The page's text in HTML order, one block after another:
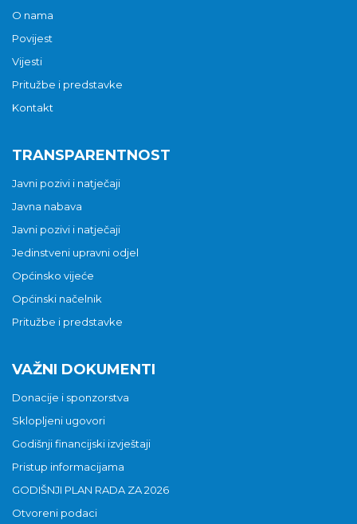
O nama
Povijest
Vijesti
Pritužbe i predstavke
Kontakt
TRANSPARENTNOST
Javni pozivi i natječaji
Javna nabava
Javni pozivi i natječaji
Jedinstveni upravni odjel
Općinsko vijeće
Općinski načelnik
Pritužbe i predstavke
VAŽNI DOKUMENTI
Donacije i sponzorstva
Sklopljeni ugovori
Godišnji financijski izvještaji
Pristup informacijama
GODIŠNJI PLAN RADA ZA 2026
Otvoreni podaci